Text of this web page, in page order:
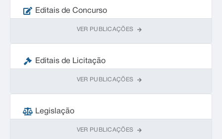
Editais de Concurso
VER PUBLICAÇÕES
Editais de Licitação
VER PUBLICAÇÕES
Legislação
VER PUBLICAÇÕES